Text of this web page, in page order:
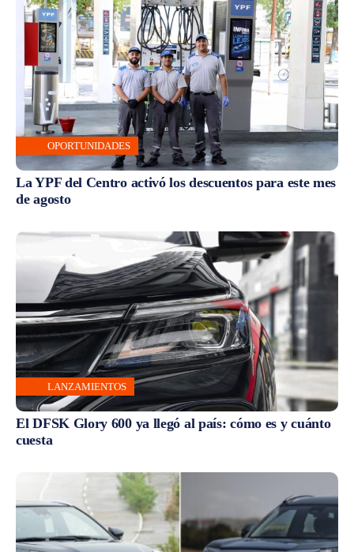
OPORTUNIDADES
La YPF del Centro activó los descuentos para este mes
de agosto
LANZAMIENTOS
El DFSK Glory 600 ya llegó al país: cómo es y cuánto
cuesta